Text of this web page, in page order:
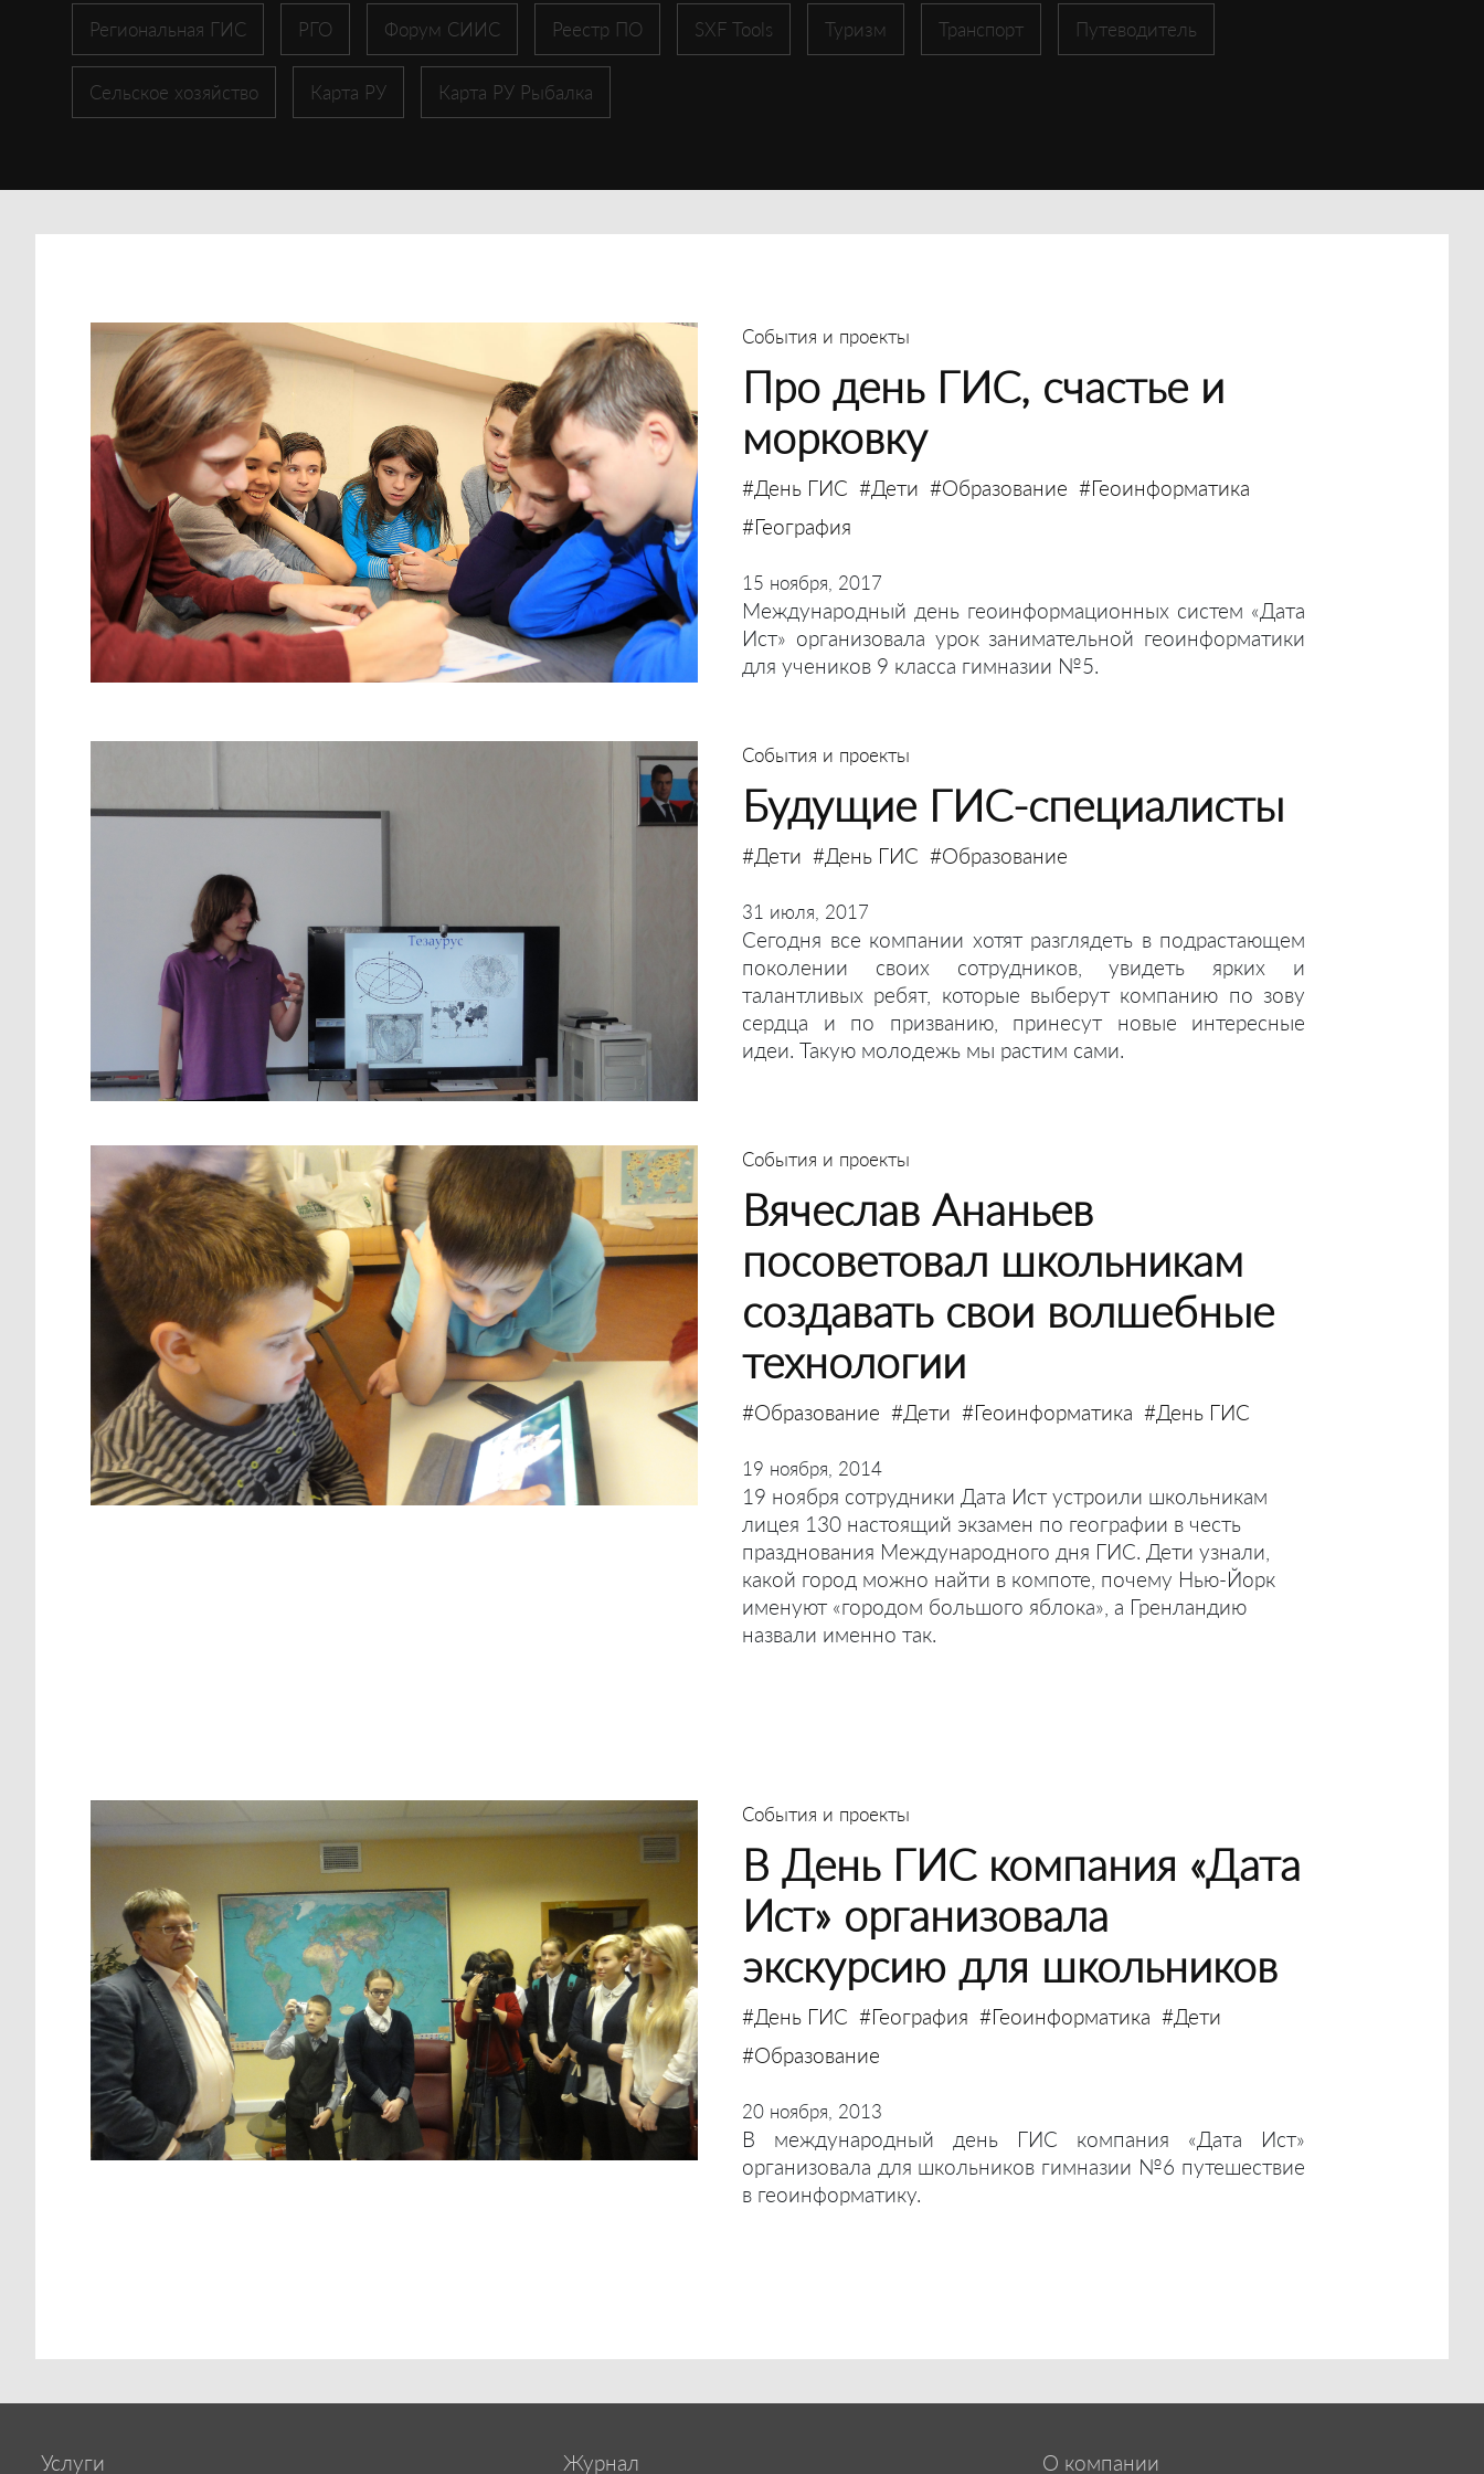
Региональная ГИС РГО Форум СИИС Реестр ПО SXF Tools Туризм Транспорт Путеводитель
Сельское хозяйство Карта РУ Карта РУ Рыбалка
События и проекты
Про день ГИС, счастье и
морковку
#День ГИС #Дети #Образование #Геоинформатика
#География
15 ноября, 2017
Международный день геоинформационных систем «Дата
Ист» организовала урок занимательной геоинформатики
для учеников 9 класса гимназии №5.
События и проекты
Будущие ГИС-специалисты
#Дети #День ГИС #Образование
31 июля, 2017
Сегодня все компании хотят разглядеть в подрастающем
поколении своих сотрудников, увидеть ярких и
талантливых ребят, которые выберут компанию по зову
сердца и по призванию, принесут новые интересные
идеи. Такую молодежь мы растим сами.
События и проекты
Вячеслав Ананьев
посоветовал школьникам
создавать свои волшебные
технологии
#Образование #Дети #Геоинформатика #День ГИС
19 ноября, 2014
19 ноября сотрудники Дата Ист устроили школьникам
лицея 130 настоящий экзамен по географии в честь
празднования Международного дня ГИС. Дети узнали,
какой город можно найти в компоте, почему Нью-Йорк
именуют «городом большого яблока», а Гренландию
назвали именно так.
События и проекты
В День ГИС компания «Дата
Ист» организовала
экскурсию для школьников
#День ГИС #География #Геоинформатика #Дети
#Образование
20 ноября, 2013
В международный день ГИС компания «Дата Ист»
организовала для школьников гимназии №6 путешествие
в геоинформатику.
Услуги Журнал О компании